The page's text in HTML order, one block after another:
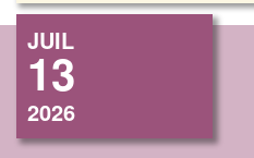
JUIL
13
2026